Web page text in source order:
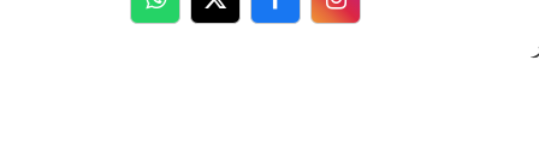
WhatsApp
TwitterFacebookFacebook